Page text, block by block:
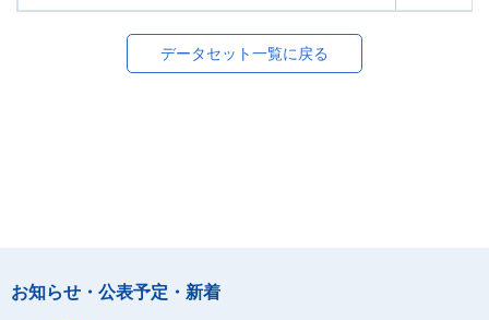
データセット一覧に戻る
お知らせ・公表予定・新着